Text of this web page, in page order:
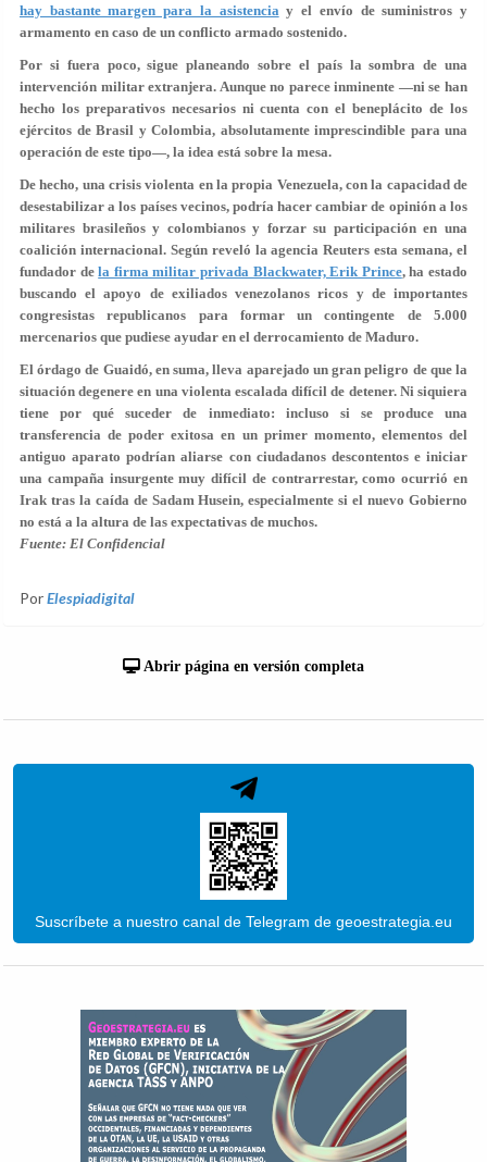
hay bastante margen para la asistencia y el envío de suministros y
armamento en caso de un conflicto armado sostenido.
Por si fuera poco, sigue planeando sobre el país la sombra de una
intervención militar extranjera. Aunque no parece inminente —ni se han
hecho los preparativos necesarios ni cuenta con el beneplácito de los
ejércitos de Brasil y Colombia, absolutamente imprescindible para una
operación de este tipo—, la idea está sobre la mesa.
De hecho, una crisis violenta en la propia Venezuela, con la capacidad de
desestabilizar a los países vecinos, podría hacer cambiar de opinión a los
militares brasileños y colombianos y forzar su participación en una
coalición internacional. Según reveló la agencia Reuters esta semana, el
fundador dela firma militar privada Blackwater, Erik Prince, ha estado
buscando el apoyo de exiliados venezolanos ricos y de importantes
congresistas republicanos para formar un contingente de 5.000
mercenarios que pudiese ayudar en el derrocamiento de Maduro.
El órdago de Guaidó, en suma, lleva aparejado un gran peligro de que la
situación degenere en una violenta escalada difícil de detener. Ni siquiera
tiene por qué suceder de inmediato: incluso si se produce una
transferencia de poder exitosa en un primer momento, elementos del
antiguo aparato podrían aliarse con ciudadanos descontentos e iniciar
una campaña insurgente muy difícil de contrarrestar, como ocurrió en
Irak tras la caída de Sadam Husein, especialmente si el nuevo Gobierno
no está a la altura de las expectativas de muchos.
Fuente: El Confidencial
PorElespiadigital
Abrir página en versión completa
Suscríbete a nuestro canal de Telegram de geoestrategia.eu